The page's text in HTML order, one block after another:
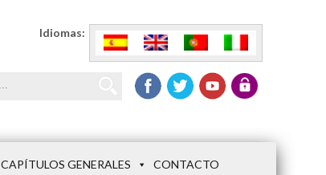
Idiomas:
CAPÍTULOS GENERALES CONTACTO